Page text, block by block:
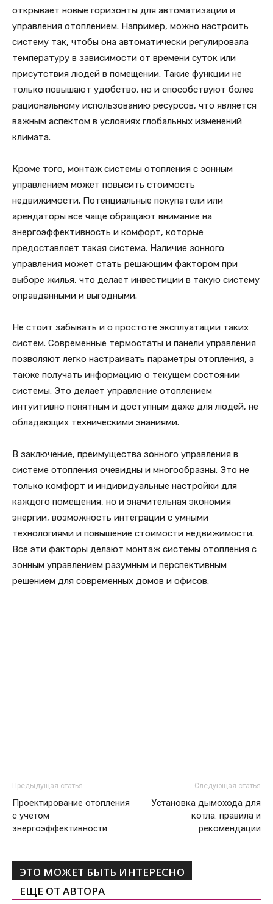
открывает новые горизонты для автоматизации и
управления отоплением. Например, можно настроить
систему так, чтобы она автоматически регулировала
температуру в зависимости от времени суток или
присутствия людей в помещении. Такие функции не
только повышают удобство, но и способствуют более
рациональному использованию ресурсов, что является
важным аспектом в условиях глобальных изменений
климата.
Кроме того, монтаж системы отопления с зонным
управлением может повысить стоимость
недвижимости. Потенциальные покупатели или
арендаторы все чаще обращают внимание на
энергоэффективность и комфорт, которые
предоставляет такая система. Наличие зонного
управления может стать решающим фактором при
выборе жилья, что делает инвестиции в такую систему
оправданными и выгодными.
Не стоит забывать и о простоте эксплуатации таких
систем. Современные термостаты и панели управления
позволяют легко настраивать параметры отопления, а
также получать информацию о текущем состоянии
системы. Это делает управление отоплением
интуитивно понятным и доступным даже для людей, не
обладающих техническими знаниями.
В заключение, преимущества зонного управления в
системе отопления очевидны и многообразны. Это не
только комфорт и индивидуальные настройки для
каждого помещения, но и значительная экономия
энергии, возможность интеграции с умными
технологиями и повышение стоимости недвижимости.
Все эти факторы делают монтаж системы отопления с
зонным управлением разумным и перспективным
решением для современных домов и офисов.
Предыдущая статья
Проектирование отопления
с учетом
энергоэффективности
Следующая статья
Установка дымохода для
котла: правила и
рекомендации
ЭТО МОЖЕТ БЫТЬ ИНТЕРЕСНО
ЕЩЕ ОТ АВТОРА